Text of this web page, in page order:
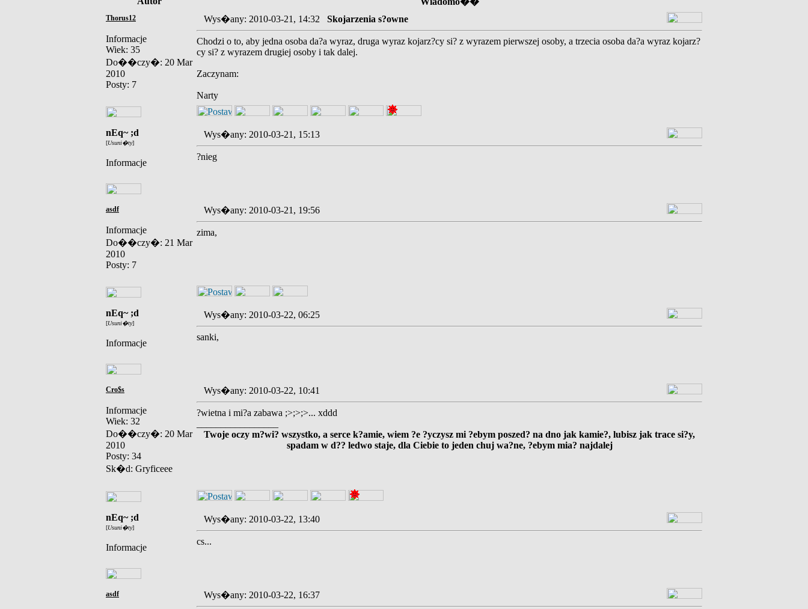
Thorus12
Informacje
Wiek: 35
Do��czy�: 20 Mar
2010
Posty: 7
Wys�any: 2010-03-21, 14:32 Skojarzenia s?owne
Chodzi o to, aby jedna osoba da?a wyraz, druga wyraz kojarz?cy si? z wyrazem pierwszej osoby, a trzecia osoba da?a wyraz kojarz?
cy si? z wyrazem drugiej osoby i tak dalej.
Zaczynam:
Narty
nEq~ ;d
[Usuni�ty]
Informacje
Wys�any: 2010-03-21, 15:13
?nieg
asdf
Informacje
Do��czy�: 21 Mar
2010
Posty: 7
Wys�any: 2010-03-21, 19:56
zima,
nEq~ ;d
[Usuni�ty]
Informacje
Wys�any: 2010-03-22, 06:25
sanki,
Cro$s
Informacje
Wiek: 32
Do��czy�: 20 Mar
2010
Posty: 34
Sk�d: Gryficeee
Wys�any: 2010-03-22, 10:41
?wietna i mi?a zabawa ;>;>;>... xddd
Twoje oczy m?wi? wszystko, a serce k?amie, wiem ?e ?yczysz mi ?ebym poszed? na dno jak kamie?, lubisz jak trace si?y,
spadam w d?? ledwo staje, dla Ciebie to jeden chuj wa?ne, ?ebym mia? najdalej
nEq~ ;d
[Usuni�ty]
Informacje
Wys�any: 2010-03-22, 13:40
cs...
asdf Wys�any: 2010-03-22, 16:37